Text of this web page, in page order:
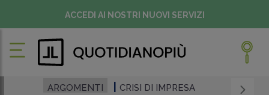
ACCEDI AI NOSTRI NUOVI SERVIZI
ARGOMENTI CRISI DI IMPRESA